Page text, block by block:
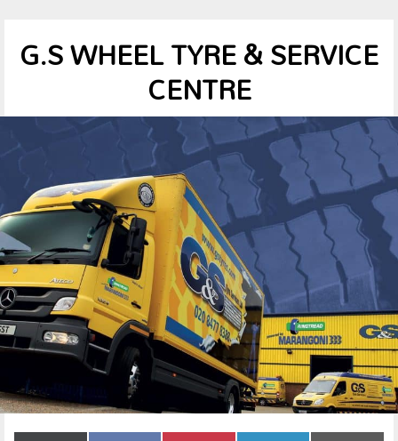
G.S WHEEL TYRE & SERVICE
CENTRE